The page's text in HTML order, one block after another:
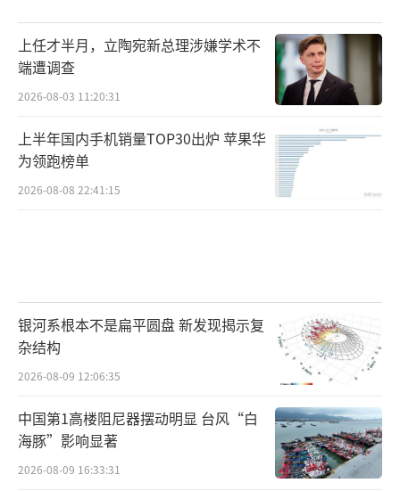
员波波夫表示，“我们如何使用互联网与你们
无关”，“与其被乌克兰导弹或无人机炸死，
不如没有网络”。
撤销诸多已获得俄方认证参与红场胜利日阅兵
式报道的外媒记者的进场报道资格。俄总统新
闻秘书佩斯科夫8日回应称，该报道是“不实信
俄乌持续互相袭击
俄国防部8日称，尽管俄方已宣布停火，乌
军仍继续袭击俄军阵地以及别尔哥罗德州和库
尔斯克州边境地区的平民目标。在特别军事行
动区内，俄方共记录到1600多起违反停火协议
上任才半月，立陶宛新总理涉嫌学术不
端遭调查
2026-08-03 11:20:31
上半年国内手机销量TOP30出炉 苹果华
为领跑榜单
2026-08-08 22:41:15
银河系根本不是扁平圆盘 新发现揭示复
杂结构
2026-08-09 12:06:35
中国第1高楼阻尼器摆动明显 台风“白
海豚”影响显著
2026-08-09 16:33:31